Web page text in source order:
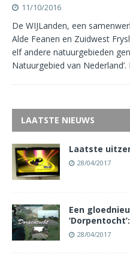
11/10/2016
De WIJLanden, een
Alde Feanen en Zuidwest
elf andere natuurgebieden
Natuurgebied van
LAATSTE NIEUWS
Laatste
28/04/2017
Een
28/04/2017